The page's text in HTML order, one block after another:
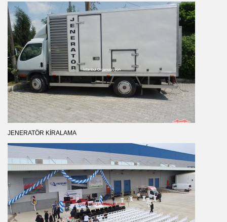
JENERATÖR KIRALAMA